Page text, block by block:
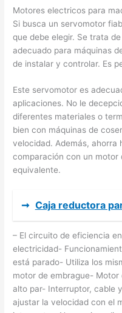
Motores electricos para
Si busca un servomotor
que debe elegir. Se trata
adecuado para máquinas
de instalar y controlar. Es
Este servomotor es
aplicaciones. No le
diferentes materiales o
bien con máquinas de
velocidad. Además, ahorra
comparación con un motor
equivalente.
➞ Caja reductora
– El circuito de eficiencia
electricidad-
está parado- Utiliza los
motor de embrague-
alto par- Interruptor, cable
ajustar la velocidad con el